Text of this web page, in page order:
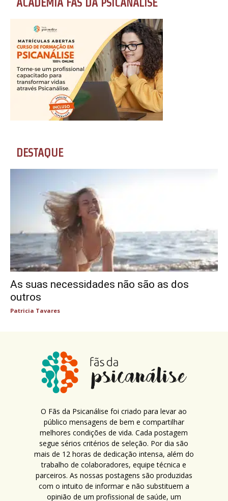
ACADEMIA FÃS DA PSICANÁLISE
DESTAQUE
As suas necessidades não são as dos
outros
Patricia Tavares
O Fãs da Psicanálise foi criado para levar ao
público mensagens de bem e compartilhar
melhores condições de vida. Cada postagem
segue sérios critérios de seleção. Por dia são
mais de 12 horas de dedicação intensa, além do
trabalho de colaboradores, equipe técnica e
parceiros. As nossas postagens são produzidas
com o intuito de informar e não substituem a
opinião de um profissional de saúde, um